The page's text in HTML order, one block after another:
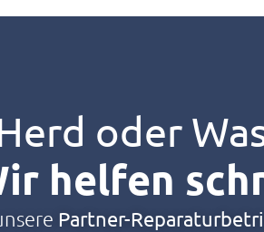
oder
helfen
Partner-